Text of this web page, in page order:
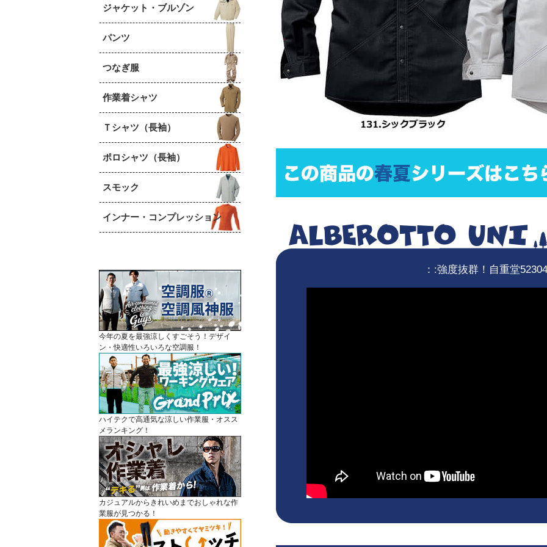
ジャケット・ブルゾン
パンツ
つなぎ服
作業着シャツ
Ｔシャツ（長袖）
ポロシャツ（長袖）
スモック
インナー・コンプレッション
今年の夏を最強涼しくすごそう！デザイ
ン・快適性いろいろな空調服！
ハイテクで高通気な涼しい作業服・オスス
メランキング！
カジュアルからきれいめまでおしゃれな作
業服が見つかる！
：:強度抜群！自重堂